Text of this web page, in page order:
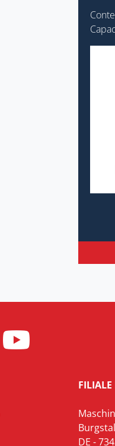
FILIALE
DE -